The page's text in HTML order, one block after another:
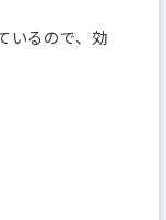
いるので、効